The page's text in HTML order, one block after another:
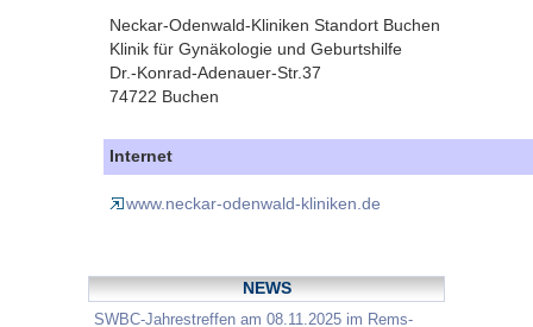
Neckar-Odenwald-Kliniken Standort Buchen
Klinik für Gynäkologie und Geburtshilfe
Dr.-Konrad-Adenauer-Str.37
74722 Buchen
Internet
www.neckar-odenwald-kliniken.de
NEWS
SWBC-Jahrestreffen am 08.11.2025 im Rems-